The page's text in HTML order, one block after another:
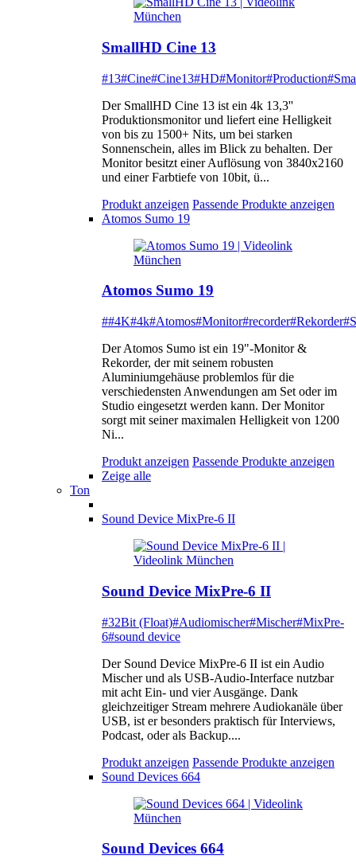
SmallHD Cine 13
#13#Cine#Cine13#HD#Monitor#Production
Der SmallHD Cine 13 ist ein 4k 13,3''
Produktionsmonitor und liefert eine Helligkeit
von bis zu 1500+ Nits, um bei starken
Sonnenschein, alles im Blick zu behalten. Der
Monitor besitzt einer Auflösung von 3840x2160
und einer Farbtiefe von 10bit, ü...
Produkt anzeigen Passende Produkte anzeigen
Atomos Sumo 19
Atomos Sumo 19
##4K#4k#Atomos#Monitor#recorder#Rekorder
Der Atomos Sumo ist ein 19"-Monitor &
Rekorder, der mit seinem robusten
Aluminiumgehäuse problemlos für die
verschiedensten Anwendungen am Set oder im
Studio eingesetzt werden kann. Der Monitor
sorgt mit seiner maximalen Helligkeit von 1200
Ni...
Produkt anzeigen Passende Produkte anzeigen
Zeige alle
Ton
Sound Device MixPre-6 II
Sound Device MixPre-6 II
#32Bit (Float)#Audiomischer#Mischer#MixPre-
6#sound device
Der Sound Device MixPre-6 II ist ein Audio
Mischer und als USB-Audio-Interface nutzbar
mit acht Ein- und vier Ausgänge. Dank
gleichzeitiger Stream mehrere Audiokanäle über
USB, ist er besonders praktisch für Interviews,
Podcast, oder als Backup....
Produkt anzeigen Passende Produkte anzeigen
Sound Devices 664
Sound Devices 664